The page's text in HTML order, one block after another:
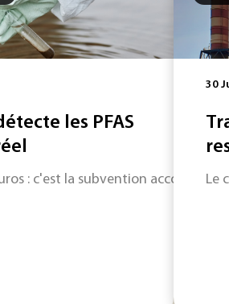
délicate, celle de l’usage réel.
les PFAS
: c'est la subvention accordée
30
Le